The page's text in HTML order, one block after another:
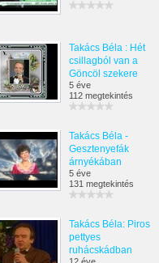
Takács Béla : Hét
csillagból van a
Göncöl szekere
5 éve
112 megtekintés
Takács Béla -
Gesztenyefák
árnyékában
5 éve
131 megtekintés
Takács Béla: Piros
pettyes
ruhácskádban